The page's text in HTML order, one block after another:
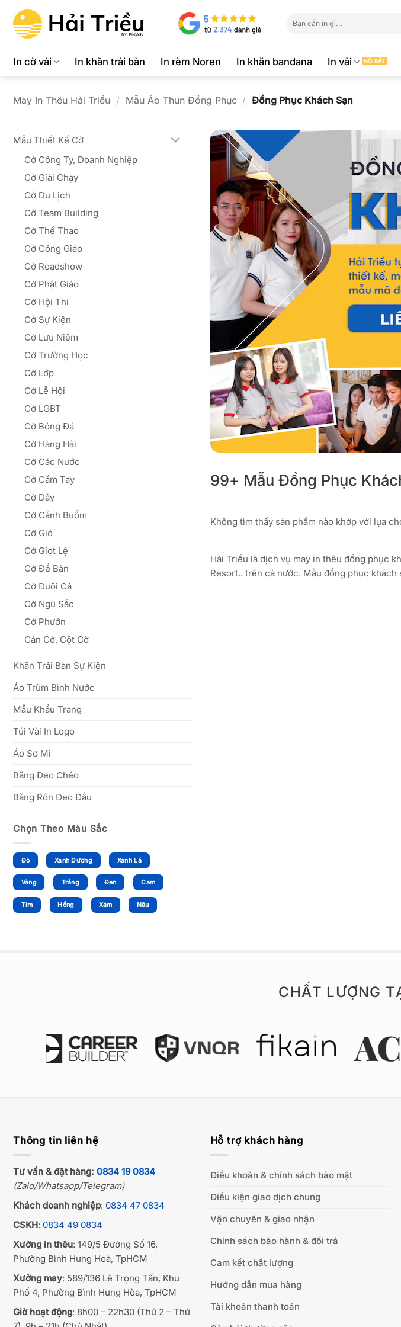
qua
kiếm:
In cờ vải In khăn trải bàn In rèm Noren In khăn bandana In vải
May In Thêu Hải Triều / Mẫu Áo Thun Đồng Phục / Đồng Phục Khách Sạn
Mẫu Thiết Kế Cờ
Cờ Công Ty, Doanh Nghiệp
Cờ Giải Chạy
Cờ Du Lịch
Cờ Team Building
Cờ Thể Thao
Cờ Công Giáo
Cờ Roadshow
Cờ Phật Giáo
Cờ Hội Thi
Cờ Sự Kiện
Cờ Lưu Niệm
Cờ Trường Học
Cờ Lớp
Cờ Lễ Hội
Cờ LGBT
Cờ Bóng Đá
Cờ Hàng Hải
Cờ Các Nước
Cờ Cầm Tay
Cờ Dây
Cờ Cánh Buồm
Cờ Gió
Cờ Giọt Lệ
Cờ Để Bàn
Cờ Đuôi Cá
Cờ Ngũ Sắc
Cờ Phướn
Cán Cờ, Cột Cờ
Khăn Trải Bàn Sự Kiện
Áo Trùm Bình Nước
Mẫu Khẩu Trang
Túi Vải In Logo
Áo Sơ Mi
Băng Đeo Chéo
Băng Rôn Đeo Đầu
Chọn Theo Màu Sắc
Đỏ Xanh Dương Xanh Lá
Vàng Trắng Đen Cam
Tím Hồng Xám Nâu
99+ Mẫu Đồng Phục
Không tìm thấy sản phẩm nào khớp với lựa
Hải Triều là dịch vụ may in thêu đồng phục
Resort.. trên cả nước. Mẫu đồng phục
CHẤT LƯỢNG
Thông tin liên hệ
Tư vấn & đặt hàng: 0834 19 0834
(Zalo/Whatsapp/Telegram)
Khách doanh nghiệp: 0834 47 0834
CSKH: 0834 49 0834
Xưởng in thêu: 149/5 Đường Số 16,
Phường Bình Hưng Hoà, TpHCM
Xưởng may: 589/136 Lê Trọng Tấn, Khu
Phố 4, Phường Bình Hưng Hòa, TpHCM
Giờ hoạt động: 8h00 – 22h30 (Thứ 2 – Thứ
Hỗ trợ khách hàng
Điều khoản & chính sách bảo mật
Điều kiện giao dịch chung
Vận chuyển & giao nhận
Chính sách bảo hành & đổi trả
Cam kết chất lượng
Hướng dẫn mua hàng
Tài khoản thanh toán